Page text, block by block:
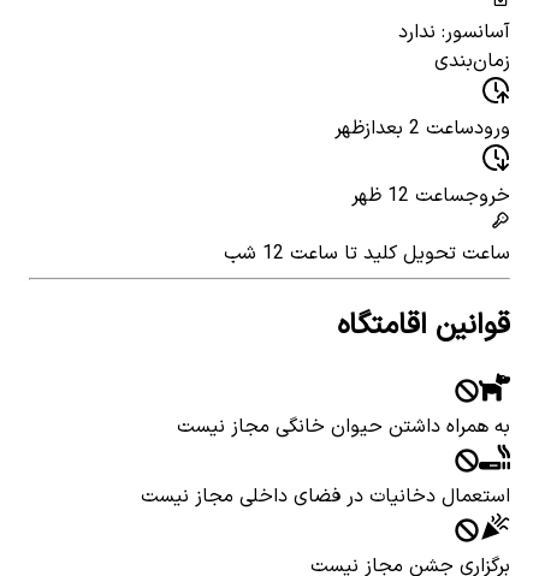
آسانسور: ندارد
زمان‌بندی
ورودساعت 2 بعدازظهر
خروجساعت 12 ظهر
ساعت تحویل کلید تا ساعت 12 شب
قوانین اقامتگاه
به همراه داشتن حیوان خانگی مجاز نیست
استعمال دخانیات در فضای داخلی مجاز نیست
برگزاری جشن مجاز نیست